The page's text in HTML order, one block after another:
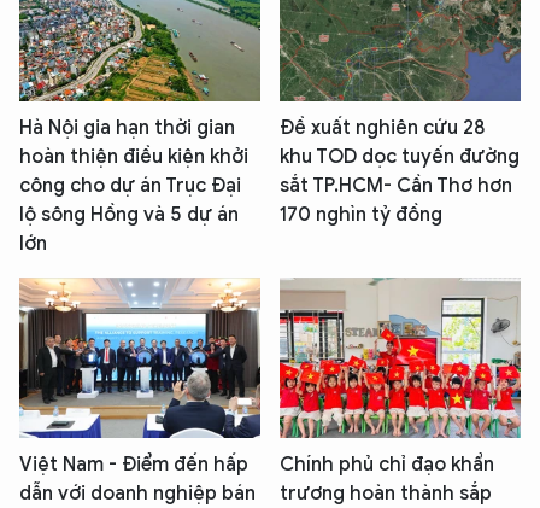
Hà Nội gia hạn thời gian
hoàn thiện điều kiện khởi
công cho dự án Trục Đại
lộ sông Hồng và 5 dự án
lớn
Đề xuất nghiên cứu 28
khu TOD dọc tuyến đường
sắt TP.HCM- Cần Thơ hơn
170 nghìn tỷ đồng
Việt Nam - Điểm đến hấp
dẫn với doanh nghiệp bán
Chính phủ chỉ đạo khẩn
trương hoàn thành sắp